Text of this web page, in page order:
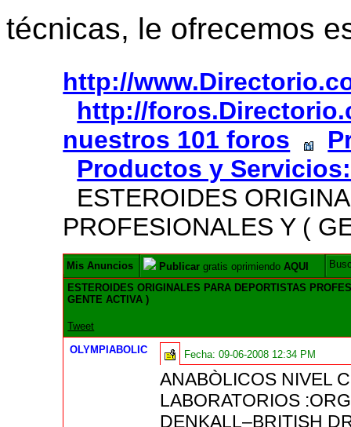
técnicas, le ofrecemos
http://
http://
nuestros 101 foros
Productos y
ESTEROIDES
PROFESIONALES Y (
Mis Anuncios Publicar gratis oprimiendoAQUI
ESTEROIDES ORIGINALES PARA DEPORTISTAS
GENTE ACTIVA )
Tweet
OLYMPIABOLIC
Fecha:09-06-2008 12:34 PM
ANABÒLICOS NIVEL
LABORATORIOS
DENKALL–BRITISH